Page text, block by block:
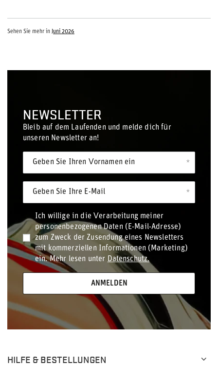
Sehen Sie mehr in Juni 2026
NEWSLETTER
Bleib auf dem Laufenden und melde dich für
unseren Newsletter an!
Geben Sie Ihren Vornamen ein
Geben Sie Ihre E-Mail
Ich willige in die Verarbeitung meiner
personenbezogenen Daten (E-Mail-Adresse)
zum Zweck der Zusendung eines Newsletters
mit kommerziellen Informationen (Marketing)
ein. Mehr lesen unter Datenschutz.
ANMELDEN
HILFE & BESTELLUNGEN